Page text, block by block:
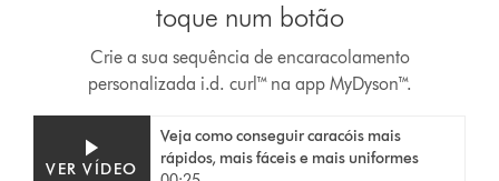
toque num botão
Crie a sua sequência de encaracolamento
personalizada i.d. curl™ na app MyDyson™.
Transcript
transcrição
VER VÍDEO
Veja como conseguir caracóis mais
rápidos, mais fáceis e mais uniformes